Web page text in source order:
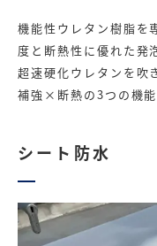
機能性ウレタン樹脂を
度と断熱性に優れた発
超速硬化ウレタンを吹
補強×断熱の3つの機能
シート防水